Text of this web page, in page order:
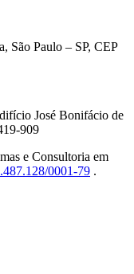
São Paulo – SP, CEP
José Bonifácio de
909
e Consultoria em
0001-79 .